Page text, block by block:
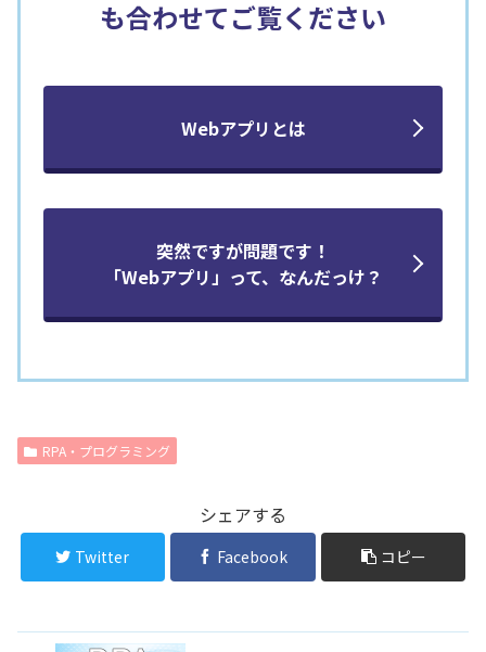
も合わせてご覧ください
Webアプリとは
突然ですが問題です！
「Webアプリ」って、なんだっけ？
RPA・プログラミング
シェアする
Twitter Facebook コピー